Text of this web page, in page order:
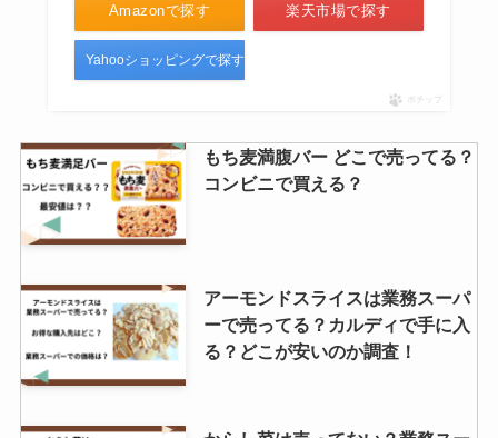
Amazonで探す 楽天市場で探す
Yahooショッピングで探す
ポチップ
もち麦満腹バー どこで売ってる？
コンビニで買える？
アーモンドスライスは業務スーパ
ーで売ってる？カルディで手に入
る？どこが安いのか調査！